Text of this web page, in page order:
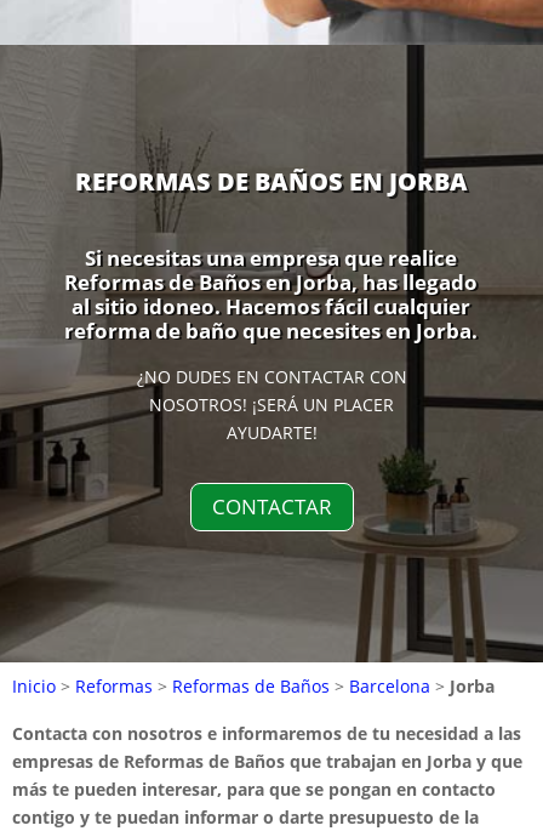
REFORMAS DE BAÑOS EN JORBA
Si necesitas una empresa que realice
Reformas de Baños en Jorba, has llegado
al sitio idoneo. Hacemos fácil cualquier
reforma de baño que necesites en Jorba.
¿NO DUDES EN CONTACTAR CON
NOSOTROS! ¡SERÁ UN PLACER
AYUDARTE!
CONTACTAR
Inicio > Reformas > Reformas de Baños > Barcelona > Jorba
Contacta con nosotros e informaremos de tu necesidad a las
empresas de Reformas de Baños que trabajan en Jorba y que
más te pueden interesar, para que se pongan en contacto
contigo y te puedan informar o darte presupuesto de la